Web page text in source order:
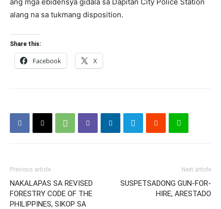
alang na sa tukmang disposition.
Share this:
Facebook X
Previous article
NAKALAPAS SA REVISED
FORESTRY CODE OF THE
PHILIPPINES, SIKOP SA
Next article
SUSPETSADONG GUN-FOR-
HIRE, ARESTADO